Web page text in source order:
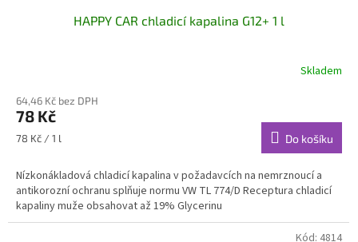
HAPPY CAR chladicí kapalina G12+ 1 l
Skladem
64,46 Kč bez DPH
78 Kč
Měrná
78 Kč / 1 l Do košíku
Nízkonákladová chladicí kapalina v požadavcích na nemrznoucí a
antikorozní ochranu splňuje normu VW TL 774/D Receptura chladicí
kapaliny muže obsahovat až 19% Glycerinu
Kód: 4814